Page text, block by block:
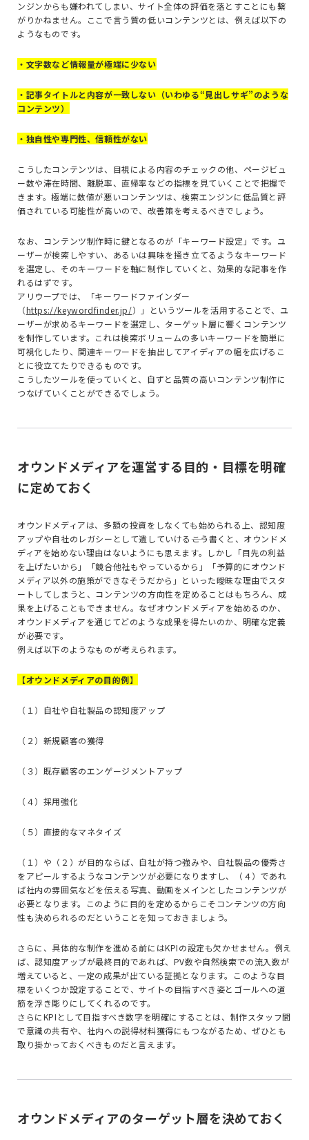
ンジンからも嫌われてしまい、サイト全体の評価を落とすことにも繋
がりかねません。ここで言う質の低いコンテンツとは、例えば以下の
ようなものです。
・文字数など情報量が極端に少ない
・記事タイトルと内容が一致しない（いわゆる“見出しサギ”のような
コンテンツ）
・独自性や専門性、信頼性がない
こうしたコンテンツは、目視による内容のチェックの他、ページビュ
ー数や滞在時間、離脱率、直帰率などの指標を見ていくことで把握で
きます。極端に数値が悪いコンテンツは、検索エンジンに低品質と評
価されている可能性が高いので、改善策を考えるべきでしょう。
なお、コンテンツ制作時に鍵となるのが「キーワード設定」です。ユ
ーザーが検索しやすい、あるいは興味を掻き立てるようなキーワード
を選定し、そのキーワードを軸に制作していくと、効果的な記事を作
れるはずです。
アリウープでは、「キーワードファインダー
（https://keywordfinder.jp/）」というツールを活用することで、ユ
ーザーが求めるキーワードを選定し、ターゲット層に響くコンテンツ
を制作しています。これは検索ボリュームの多いキーワードを簡単に
可視化したり、関連キーワードを抽出してアイディアの幅を広げるこ
とに役立てたりできるものです。
こうしたツールを使っていくと、自ずと品質の高いコンテンツ制作に
つなげていくことができるでしょう。
オウンドメディアを運営する目的・目標を明確
に定めておく
オウンドメディアは、多額の投資をしなくても始められる上、認知度
アップや自社のレガシーとして遺していける――こう書くと、オウンドメ
ディアを始めない理由はないようにも思えます。しかし「目先の利益
を上げたいから」「競合他社もやっているから」「予算的にオウンド
メディア以外の施策ができなそうだから」といった曖昧な理由でスタ
ートしてしまうと、コンテンツの方向性を定めることはもちろん、成
果を上げることもできません。なぜオウンドメディアを始めるのか、
オウンドメディアを通じてどのような成果を得たいのか、明確な定義
が必要です。
例えば以下のようなものが考えられます。
【オウンドメディアの目的例】
（１）自社や自社製品の認知度アップ
（２）新規顧客の獲得
（３）既存顧客のエンゲージメントアップ
（４）採用強化
（５）直接的なマネタイズ
（１）や（２）が目的ならば、自社が持つ強みや、自社製品の優秀さ
をアピールするようなコンテンツが必要になりますし、（４）であれ
ば社内の雰囲気などを伝える写真、動画をメインとしたコンテンツが
必要となります。このように目的を定めるからこそコンテンツの方向
性も決められるのだということを知っておきましょう。
さらに、具体的な制作を進める前にはKPIの設定も欠かせません。例え
ば、認知度アップが最終目的であれば、 PV数や自然検索での流入数が
増えていると、一定の成果が出ている証拠となります。このような目
標をいくつか設定することで、サイトの目指すべき姿とゴールへの道
筋を浮き彫りにしてくれるのです。
さらにKPI として目指すべき数字を明確にすることは、制作スタッフ間
で意識の共有や、社内への説得材料獲得にもつながるため、ぜひとも
取り掛かっておくべきものだと言えます。
オウンドメディアのターゲット層を決めておく